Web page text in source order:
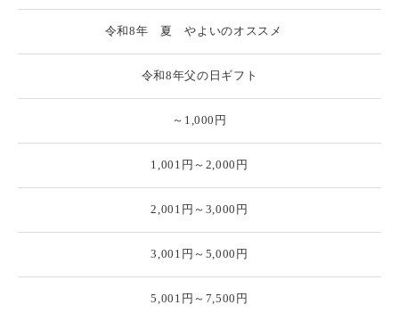
令和8年 夏 やよいのオススメ
令和8年父の日ギフト
～1,000円
1,001円～2,000円
2,001円～3,000円
3,001円～5,000円
5,001円～7,500円